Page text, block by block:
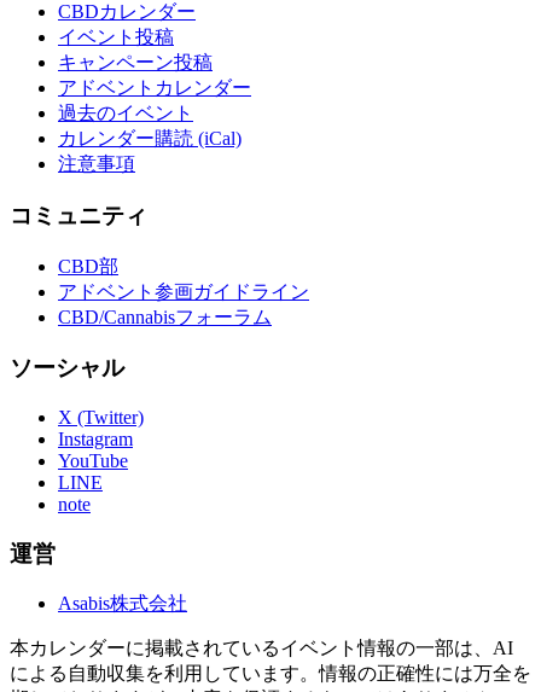
CBDカレンダー
イベント投稿
キャンペーン投稿
アドベントカレンダー
過去のイベント
カレンダー購読 (iCal)
注意事項
コミュニティ
CBD部
アドベント参画ガイドライン
CBD/Cannabisフォーラム
ソーシャル
X (Twitter)
Instagram
YouTube
LINE
note
運営
Asabis株式会社
本カレンダーに掲載されているイベント情報の一部は、AI
による自動収集を利用しています。情報の正確性には万全を